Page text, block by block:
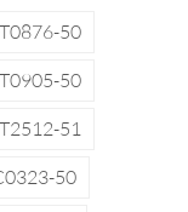
50
50
51
50